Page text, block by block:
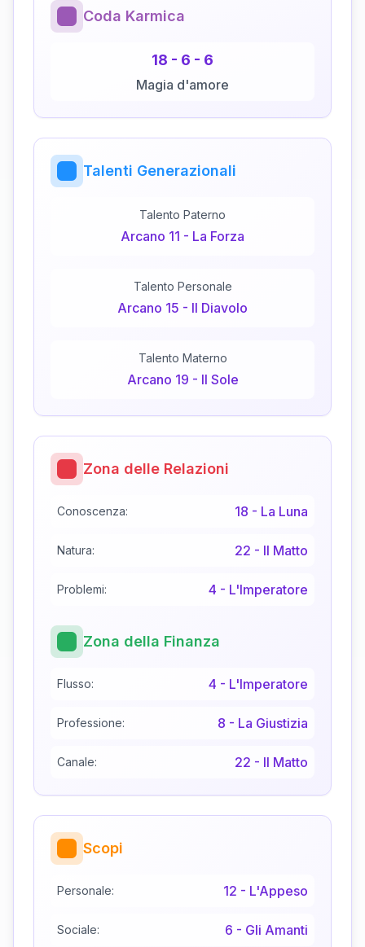
Coda Karmica
18 - 6 - 6
Magia d'amore
Talenti Generazionali
Talento Paterno
Arcano 11 - La Forza
Talento Personale
Arcano 15 - Il Diavolo
Talento Materno
Arcano 19 - Il Sole
Zona delle Relazioni
Conoscenza: 18 - La Luna
Natura: 22 - Il Matto
Problemi: 4 - L'Imperatore
Zona della Finanza
Flusso: 4 - L'Imperatore
Professione: 8 - La Giustizia
Canale: 22 - Il Matto
Scopi
Personale: 12 - L'Appeso
Sociale: 6 - Gli Amanti